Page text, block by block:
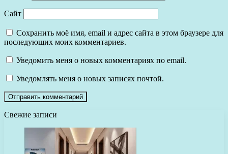
Сайт
Сохранить моё имя, email и адрес сайта в этом браузере для
последующих моих комментариев.
Уведомить меня о новых комментариях по email.
Уведомлять меня о новых записях почтой.
Свежие записи